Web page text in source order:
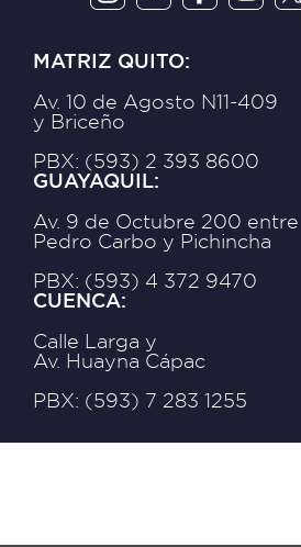
MATRIZ QUITO:
Av. 10 de Agosto N11-409
y Briceño
PBX: (593) 2 393 8600
GUAYAQUIL:
Av. 9 de Octubre 200 entre
Pedro Carbo y Pichincha
PBX: (593) 4 372 9470
CUENCA:
Calle Larga y
Av. Huayna Cápac
PBX: (593) 7 283 1255